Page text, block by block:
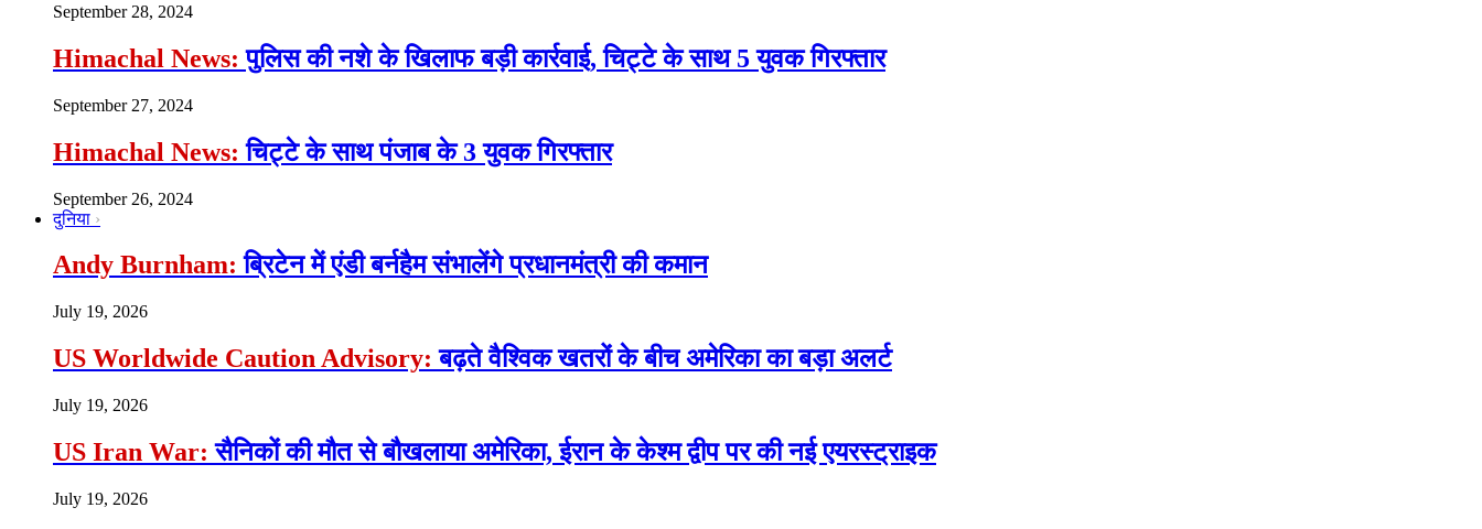
September 28, 2024
Himachal News: पुलिस की नशे के खिलाफ बड़ी कार्रवाई, चिट्टे के साथ 5 युवक गिरफ्तार
September 27, 2024
Himachal News: चिट्टे के साथ पंजाब के 3 युवक गिरफ्तार
September 26, 2024
दुनिया
Andy Burnham: ब्रिटेन में एंडी बर्नहैम संभालेंगे प्रधानमंत्री की कमान
July 19, 2026
US Worldwide Caution Advisory: बढ़ते वैश्विक खतरों के बीच अमेरिका का बड़ा अलर्ट
July 19, 2026
US Iran War: सैनिकों की मौत से बौखलाया अमेरिका, ईरान के केश्म द्वीप पर की नई एयरस्ट्राइक
July 19, 2026